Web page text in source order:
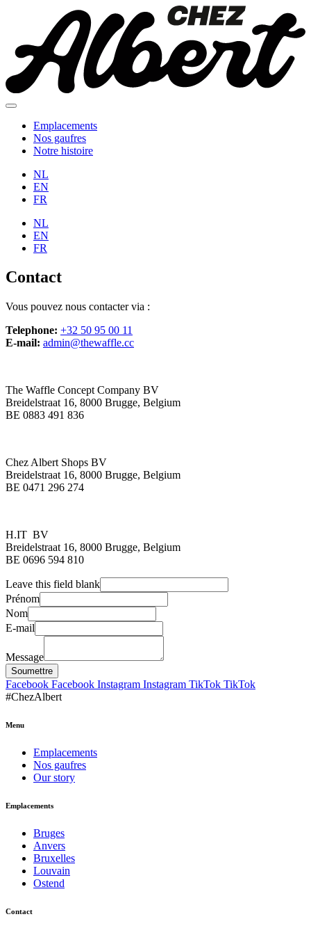
Emplacements
Nos gaufres
Notre histoire
NL
EN
FR
NL
EN
FR
Contact
Vous pouvez nous contacter via :
Telephone: +32 50 95 00 11
E-mail: admin@thewaffle.cc
The Waffle Concept Company BV
Breidelstraat 16, 8000 Brugge, Belgium
BE 0883 491 836​
Chez Albert Shops BV
Breidelstraat 16, 8000 Brugge, Belgium
BE 0471 296 274
H.IT BV
Breidelstraat 16, 8000 Brugge, Belgium
BE 0696 594 810
Leave this field blank
Prénom
Nom
E-mail
Message
Soumettre
Facebook Facebook Instagram Instagram TikTok TikTok
#ChezAlbert
Menu
Emplacements
Nos gaufres
Our story
Emplacements
Bruges
Anvers
Bruxelles
Louvain
Ostend
Contact